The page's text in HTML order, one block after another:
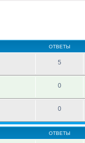
ОТВЕТЫ
5
0
0
ОТВЕТЫ